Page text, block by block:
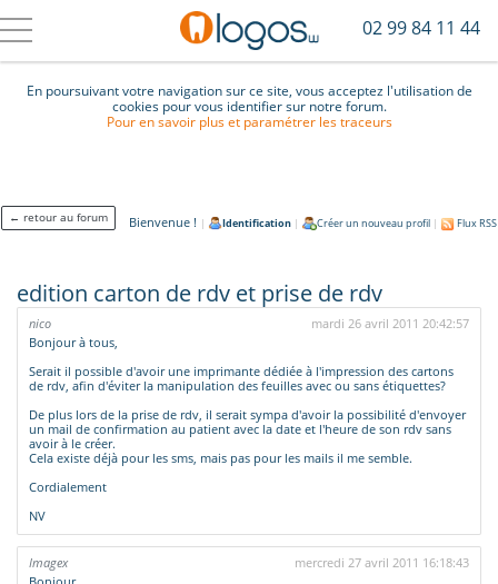
En poursuivant votre navigation sur ce site, vous acceptez l'utilisation de
cookies pour vous identifier sur notre forum.
Pour en savoir plus et paramétrer les traceurs
02 99 84 11 44
← retour au forum Bienvenue ! | Identification | Créer un nouveau profil | Flux RSS
edition carton de rdv et prise de rdv
nico
mardi 26 avril 2011 20:42:57
Bonjour à tous,
Serait il possible d'avoir une imprimante dédiée à l'impression des cartons
de rdv, afin d'éviter la manipulation des feuilles avec ou sans étiquettes?
De plus lors de la prise de rdv, il serait sympa d'avoir la possibilité d'envoyer
un mail de confirmation au patient avec la date et l'heure de son rdv sans
avoir à le créer.
Cela existe déjà pour les sms, mais pas pour les mails il me semble.
Cordialement
NV
Imagex
mercredi 27 avril 2011 16:18:43